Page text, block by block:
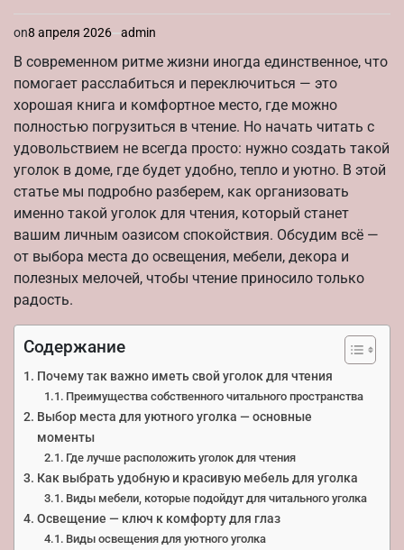
on8 апреля 2026 admin
В современном ритме жизни иногда единственное, что
помогает расслабиться и переключиться — это
хорошая книга и комфортное место, где можно
полностью погрузиться в чтение. Но начать читать с
удовольствием не всегда просто: нужно создать такой
уголок в доме, где будет удобно, тепло и уютно. В этой
статье мы подробно разберем, как организовать
именно такой уголок для чтения, который станет
вашим личным оазисом спокойствия. Обсудим всё —
от выбора места до освещения, мебели, декора и
полезных мелочей, чтобы чтение приносило только
радость.
Содержание
Почему так важно иметь свой уголок для чтения
Преимущества собственного читального пространства
Выбор места для уютного уголка — основные
моменты
Где лучше расположить уголок для чтения
Как выбрать удобную и красивую мебель для уголка
Виды мебели, которые подойдут для читального уголка
Освещение — ключ к комфорту для глаз
Виды освещения для уютного уголка